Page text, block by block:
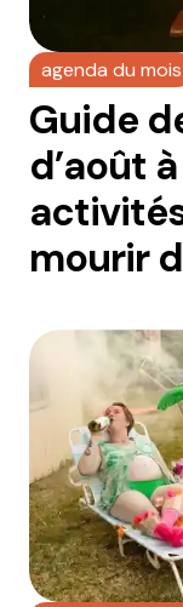
agenda du mois
Guide
d’août
mourir